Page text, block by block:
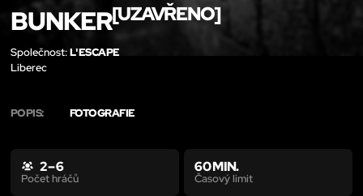
BUNKER[UZAVŘENO]
Společnost:L'ESCAPE
Liberec
POPIS: FOTOGRAFIE
2 – 6
Počet hráčů
60 MIN.
Časový limit